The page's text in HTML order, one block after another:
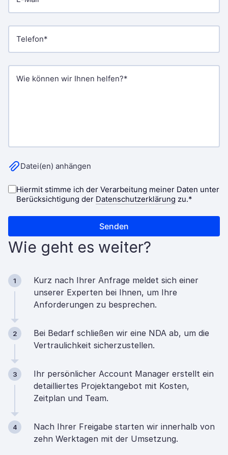
Wie geht es weiter?
1
Kurz nach Ihrer Anfrage meldet sich einer
unserer Experten bei Ihnen, um Ihre
Anforderungen zu besprechen.
2
Bei Bedarf schließen wir eine NDA ab, um die
Vertraulichkeit sicherzustellen.
3
Ihr persönlicher Account Manager erstellt ein
detailliertes Projektangebot mit Kosten,
Zeitplan und Team.
4
Nach Ihrer Freigabe starten wir innerhalb von
zehn Werktagen mit der Umsetzung.